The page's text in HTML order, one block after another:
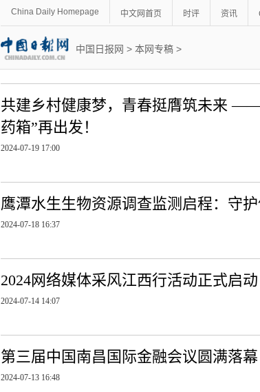
China Daily Homepage 中文网首页 时评 资讯
中国日报网 > 本网专稿>
共建乡村健康梦，青春挺膺筑未来
药箱”再出发！
2024-07-19 17:00
鹰潭水生生物资源调查监测启程：守
2024-07-18 16:37
2024网络媒体采风江西行活动正式启动
2024-07-14 14:07
第三届中国南昌国际金融会议圆满落幕
2024-07-13 16:48